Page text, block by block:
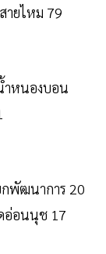
ายไหม 79
ำหนองบอน
พัฒนาการ 20
อ่อนนุช 17